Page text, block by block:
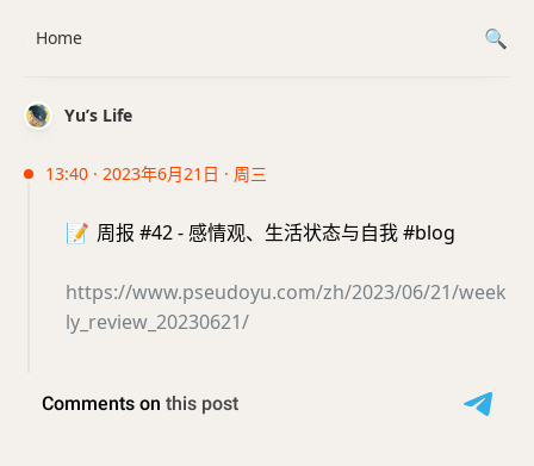
Yu’s Life
13:40 · 2023年6月21日 · 周三
📝 周报 #42 - 感情观、生活状态与自我 #blog
https://www.pseudoyu.com/zh/2023/06/21/week
ly_review_20230621/
Home